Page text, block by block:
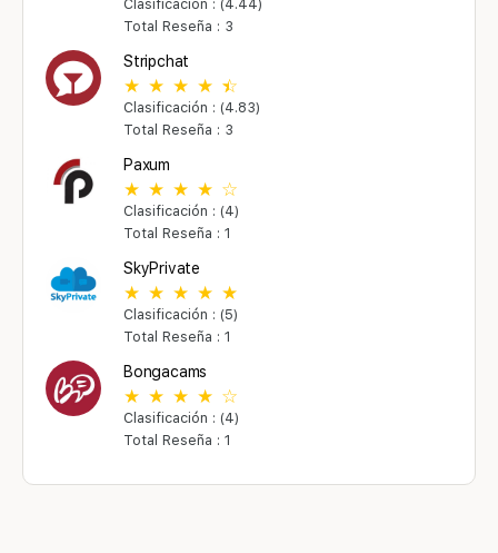
Clasificación : (4.44)
Total Reseña : 3
Stripchat
Clasificación : (4.83)
Total Reseña : 3
Paxum
Clasificación : (4)
Total Reseña : 1
SkyPrivate
Clasificación : (5)
Total Reseña : 1
Bongacams
Clasificación : (4)
Total Reseña : 1